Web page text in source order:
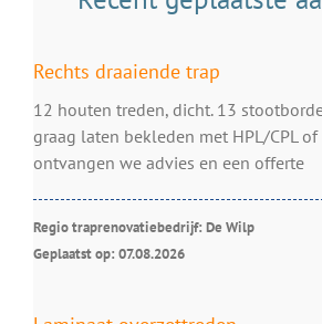
Rechts draaiende trap
12 houten treden, dicht. 13
graag laten bekleden met HPL/CPL of
ontvangen we advies en een offerte
Regio traprenovatiebedrijf: De Wilp
Geplaatst op: 07.08.2026